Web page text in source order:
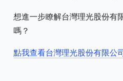
想進一步瞭解台灣理光股份有
嗎？
點我查看台灣理光股份有限公